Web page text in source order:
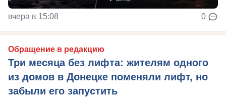
вчера в 15:08 0
Обращение в редакцию
Три месяца без лифта: жителям одного
из домов в Донецке поменяли лифт, но
забыли его запустить